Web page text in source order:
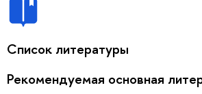
Список литературы
Рекомендуемая основная